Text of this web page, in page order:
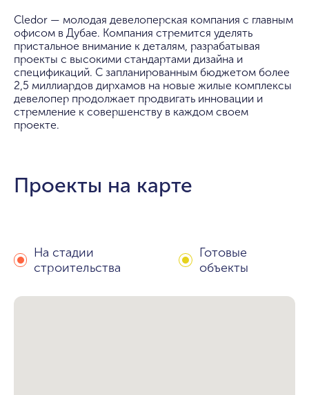
Cledor — молодая девелоперская компания с главным
офисом в Дубае. Компания стремится уделять
пристальное внимание к деталям, разрабатывая
проекты с высокими стандартами дизайна и
спецификаций. С запланированным бюджетом более
2,5 миллиардов дирхамов на новые жилые комплексы
девелопер продолжает продвигать инновации и
стремление к совершенству в каждом своем
проекте.
Проекты на карте
На стадии
строительства
Готовые
объекты